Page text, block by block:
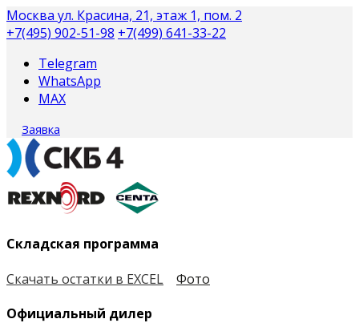
Москва ул. Красина, 21, этаж 1, пом. 2
+7(495) 902-51-98 +7(499) 641-33-22
Telegram
WhatsApp
MAX
Заявка
Складская программа
Скачать остатки в EXCEL
Фото
Официальный дилер